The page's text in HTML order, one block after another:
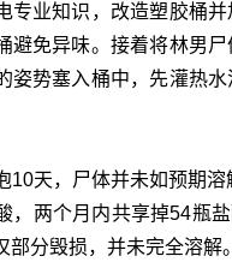
专业知识，改造塑胶桶
避免异味。接着将林男
姿势塞入桶中，先灌热
10天，尸体并未如预期
，两个月内共享掉54瓶
部分毁损，并未完全溶解。